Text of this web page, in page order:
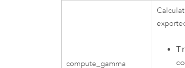
compute_gamma